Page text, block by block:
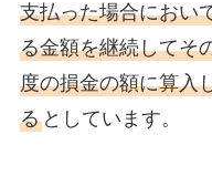
支払った場合におい
る金額を継続してそ
度の損金の額に算入
るとしています。